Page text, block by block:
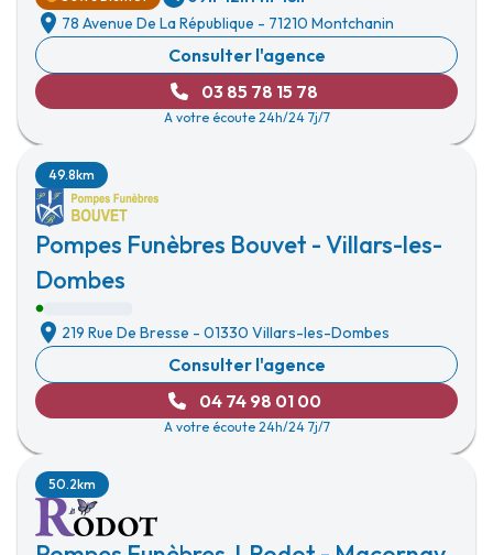
78 Avenue De La République - 71210 Montchanin
Consulter l'agence
03 85 78 15 78
A votre écoute 24h/24 7j/7
Pompes Funèbres Bouvet - Villars-les-
Dombes
49.8km
219 Rue De Bresse - 01330 Villars-les-Dombes
Consulter l'agence
04 74 98 01 00
A votre écoute 24h/24 7j/7
50.2km